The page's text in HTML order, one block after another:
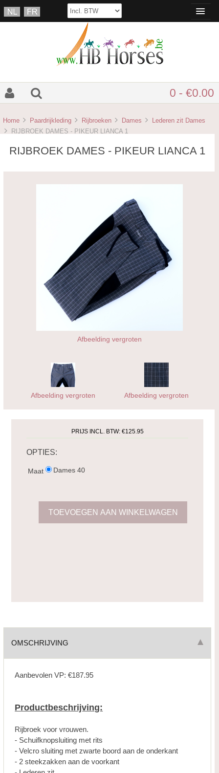
0 - €0.00
Home Paardrijkleding Rijbroeken Dames
Lederen zit Dames
RIJBROEK DAMES - PIKEUR LIANCA 1
RIJBROEK DAMES - PIKEUR LIANCA 1
Afbeelding vergroten
Afbeelding vergroten Afbeelding vergroten
PRIJS INCL. BTW: €125.95
OPTIES:
Maat Dames 40
OMSCHRIJVING
Aanbevolen VP: €187.95
Productbeschrijving:
Rijbroek voor vrouwen.
- Schuifknopsluiting met rits
- Velcro sluiting met zwarte boord aan de onderkant
- 2 steekzakken aan de voorkant